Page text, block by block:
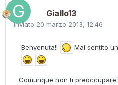
Giallo13
Inviato 20 marzo 2013, 12:46
Benvenuta!! Mai sentito
Comunque non ti